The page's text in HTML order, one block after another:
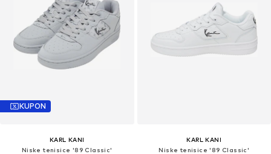
KUPON
KARL KANI
Niske tenisice '89 Classic'
KARL KANI
Niske tenisice '89 Classic'